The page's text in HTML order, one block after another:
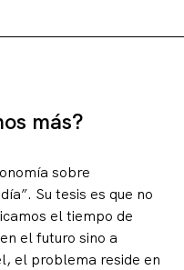
más?
sobre
Su tesis es que no
el tiempo de
el futuro sino a
el problema reside en